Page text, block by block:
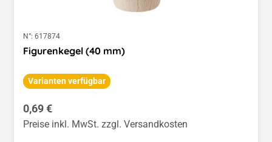
N°: 617874
Figurenkegel (40 mm)
Varianten verfügbar
Regulärer Preis:
0,69 €
Preise inkl. MwSt. zzgl. Versandkosten